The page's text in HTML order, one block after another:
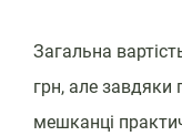
Загальна
грн, але
мешканці